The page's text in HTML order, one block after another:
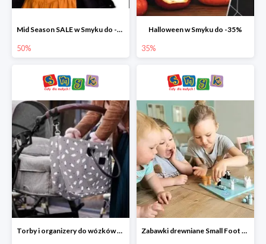
Mid Season SALE w Smyku do -50%
50%
Halloween w Smyku do -35%
35%
Torby i organizery do wózków w Smyku do -50% Zabawki drewniane Small Foot do -45%